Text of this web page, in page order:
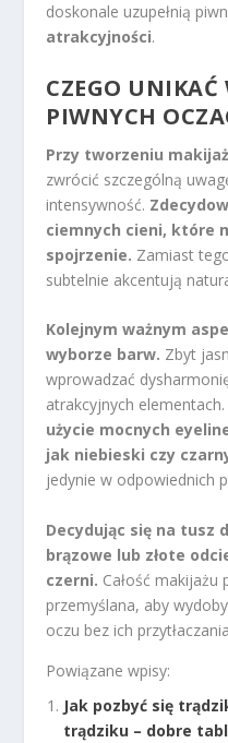
doskonale uzupełnią
atrakcyjności.
CZEGO
PIWNYCH
Przy tworzeniu
zwrócić szczególną
intensywność.
ciemnych cieni, które
spojrzenie. Zamiast
subtelnie akcentują
Kolejnym ważnym
wyborze barw. Zbyt
wprowadzać
atrakcyjnych
użycie mocnych
jak niebieski czy
jedynie w odpowiednich
Decydując się na tusz
brązowe lub złote
czerni. Całość
przemyślana, aby
oczu bez ich
Powiązane wpisy:
Jak pozbyć się
trądziku – dobre